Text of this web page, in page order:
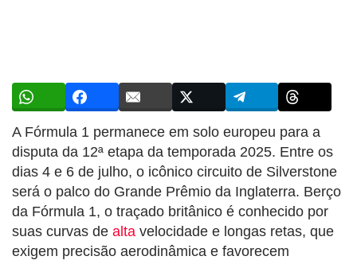
A Fórmula 1 permanece em solo europeu para a
disputa da 12ª etapa da temporada 2025. Entre os
dias 4 e 6 de julho, o icônico circuito de Silverstone
será o palco do Grande Prêmio da Inglaterra. Berço
da Fórmula 1, o traçado britânico é conhecido por
suas curvas de alta velocidade e longas retas, que
exigem precisão aerodinâmica e favorecem